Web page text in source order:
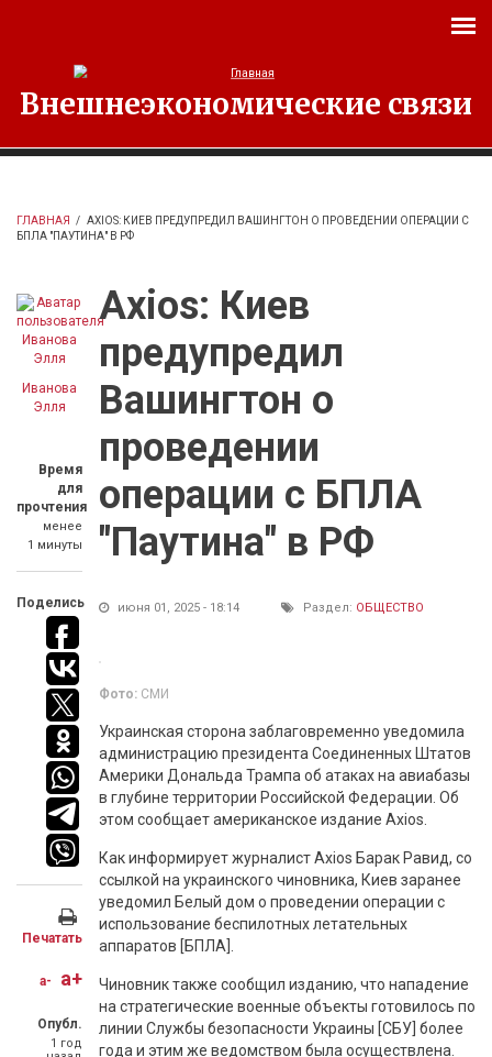
Внешнеэкономические связи
ГЛАВНАЯ / AXIOS: КИЕВ ПРЕДУПРЕДИЛ ВАШИНГТОН О ПРОВЕДЕНИИ ОПЕРАЦИИ С
БПЛА "ПАУТИНА" В РФ
Иванова
Элля
Время
для
прочтения
менее
1 минуты
Поделись
Печатать
a- a+
Опубл.
1 год
Axios: Киев
предупредил
Вашингтон о
проведении
операции с БПЛА
"Паутина" в РФ
июня 01, 2025 - 18:14 Раздел: ОБЩЕСТВО
Фото: СМИ
Украинская сторона заблаговременно уведомила
администрацию президента Соединенных Штатов
Америки Дональда Трампа об атаках на авиабазы
в глубине территории Российской Федерации. Об
этом сообщает американское издание Axios.
Как информирует журналист Axios Барак Равид, со
ссылкой на украинского чиновника, Киев заранее
уведомил Белый дом о проведении операции с
использование беспилотных летательных
аппаратов [БПЛА].
Чиновник также сообщил изданию, что нападение
на стратегические военные объекты готовилось по
линии Службы безопасности Украины [СБУ] более
года и этим же ведомством была осуществлена.